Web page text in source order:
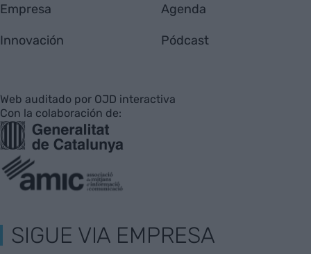
Empresa
Innovación
Agenda
Pódcast
Web auditado por OJD interactiva
Con la colaboración de:
SIGUE VIA EMPRESA